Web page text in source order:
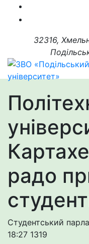
32316,
радо
Студентський
18:27 1319